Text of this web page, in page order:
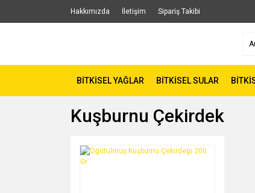
Hakkımızda İletişim Sipariş Takibi
BİTKİSEL YAĞLAR BİTKİSEL SULAR
Kuşburnu Çekirdek